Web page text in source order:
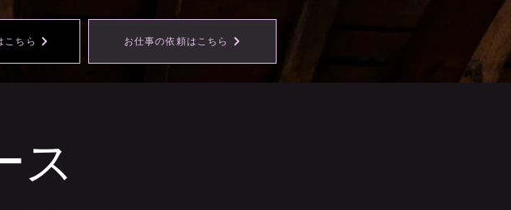
こちら お仕事の依頼はこちら
ス